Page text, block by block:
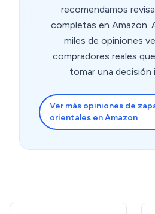
recomendamos
completas en Amazon.
miles de opiniones
compradores reales
tomar una decisión
Ver más opiniones de
orientales en Amazon